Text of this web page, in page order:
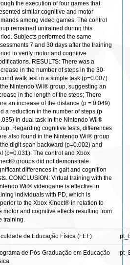
the execution of four games that
similar cognitive and motor
among video games. The control
remained untrained during this
Subjects performed the same
7 and 30 days after the training
to verify motor and cognitive
RESULTS: There was a
in the number of steps in the 30-
walk test in a simple task (p=0.007)
Nintendo Wii® group, suggesting an
in the length of the steps; There
an increase of the distance (p = 0.049)
a reduction in the number of steps (p
in dual task in the Nintendo Wii®
Regarding cognitive tests, differences
also found in the Nintendo Wii® group
digit span backward (p=0.002) and
(p=0.031). The control and Xbox
groups did not demonstrate
differences in gait and cognition
CONCLUSION: Virtual training with the
Wii® videogame is effective in
individuals with PD, which is
to the Xbox Kinect® in relation to
motor and cognitive effects resulting from
training.
de Educação Física (FEF)
de Pós-Graduação em Educação